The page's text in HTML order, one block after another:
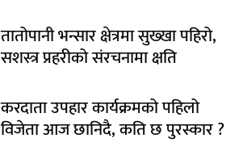
तातोपानी भन्सार क्षेत्रमा सुख्खा पहिरो,
सशस्त्र प्रहरीको संरचनामा क्षति
करदाता उपहार कार्यक्रमको पहिलो
विजेता आज छानिदै, कति छ पुरस्कार ?